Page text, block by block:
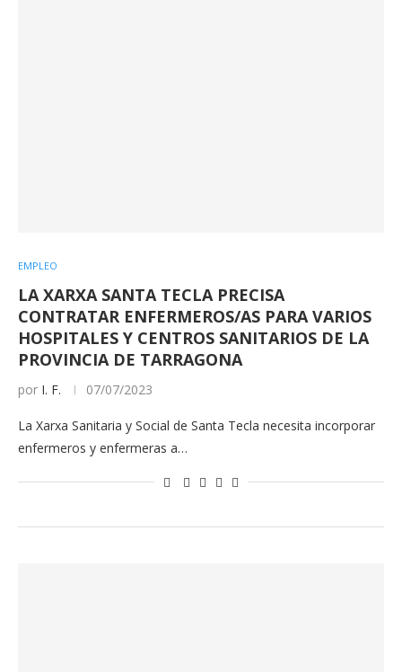
EMPLEO
LA XARXA SANTA TECLA PRECISA
CONTRATAR ENFERMEROS/AS PARA VARIOS
HOSPITALES Y CENTROS SANITARIOS DE LA
PROVINCIA DE TARRAGONA
por I. F. 07/07/2023
La Xarxa Sanitaria y Social de Santa Tecla necesita incorporar
enfermeros y enfermeras a…